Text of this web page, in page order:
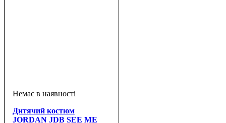
Дитячий костюм
JORDAN JDB SEE ME